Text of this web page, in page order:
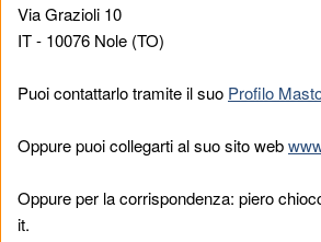
Via Grazioli 10
IT - 10076 Nole (TO)
Puoi contattarlo tramite il suo Profilo
Oppure puoi collegarti al suo sito web
Oppure per la corrispondenza: piero
it.